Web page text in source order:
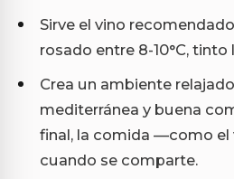
Sirve el vino
rosado entre 8-10°C, tinto
Crea un ambiente
mediterránea y buena
final, la comida —como
cuando se comparte.